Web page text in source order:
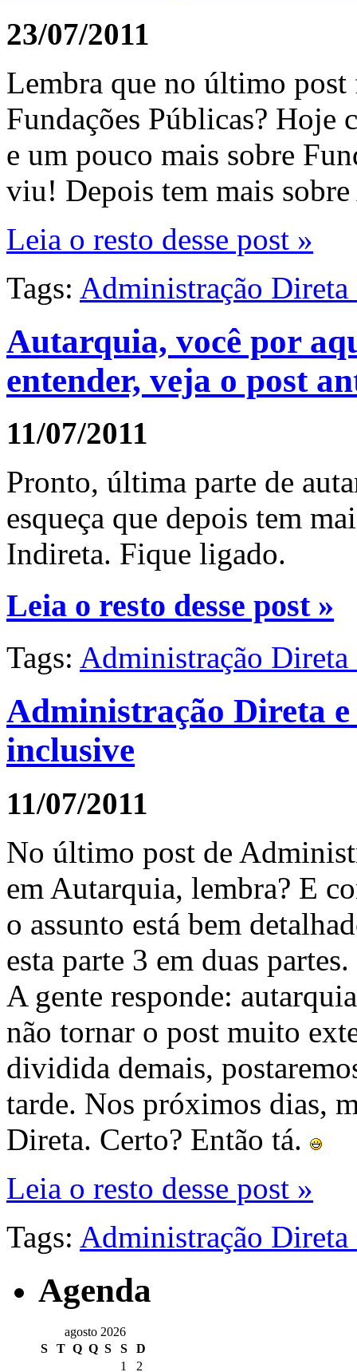
23/07/2011
Lembra que no último post
Fundações Públicas? Hoje
e um pouco mais sobre
viu! Depois tem mais
Leia o resto desse post »
Tags: Administração Direta
Autarquia, você por
entender, veja o post
11/07/2011
Pronto, última parte de
esqueça que depois tem
Indireta. Fique ligado.
Leia o resto desse post »
Tags: Administração Direta
Administração Direta
inclusive
11/07/2011
No último post de
em Autarquia, lembra? E
o assunto está bem
esta parte 3 em duas
A gente responde:
não tornar o post muito
dividida demais,
tarde. Nos próximos dias,
Direta. Certo? Então tá.
Leia o resto desse post »
Tags: Administração Direta
Agenda
agosto 2026
S
T Q Q S S
D
1
2